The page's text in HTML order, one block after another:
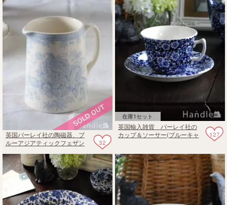
32
英国バーレイ社の陶磁器、ブ
ルーアジアティックフェザン
在庫1セット
127
英国輸入雑貨 バーレイ社の
カップ＆ソーサー(ブルーキャ